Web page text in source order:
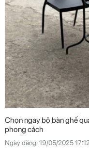
Chọn ngay bộ bàn ghế
phong cách
Ngày đăng: 19/05/2025